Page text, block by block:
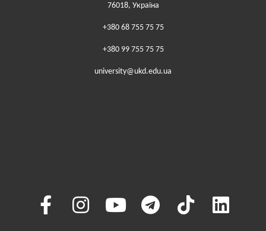
76018, Україна
+380 68 755 75 75
+380 99 755 75 75
university@ukd.edu.ua